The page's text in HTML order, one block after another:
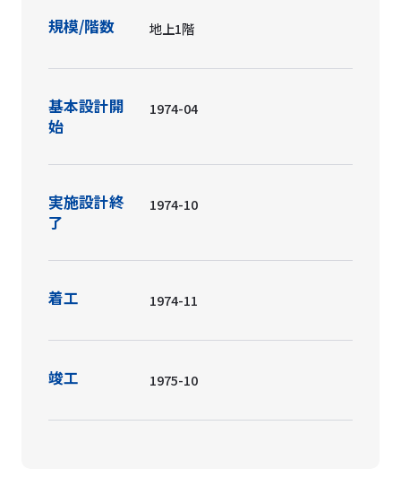
規模/階数 地上1階
基本設計開
始
1974-04
実施設計終
了
1974-10
着工 1974-11
竣工 1975-10